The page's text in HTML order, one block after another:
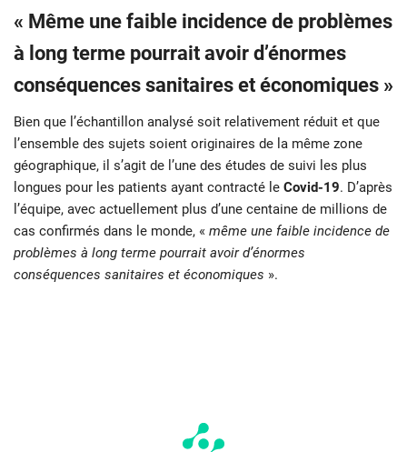
« Même une faible incidence de problèmes
à long terme pourrait avoir d’énormes
conséquences sanitaires et économiques »
Bien que l’échantillon analysé soit relativement réduit et que
l’ensemble des sujets soient originaires de la même zone
géographique, il s’agit de l’une des études de suivi les plus
longues pour les patients ayant contracté le Covid-19. D’après
l’équipe, avec actuellement plus d’une centaine de millions de
cas confirmés dans le monde, « même une faible incidence de
problèmes à long terme pourrait avoir d’énormes
conséquences sanitaires et économiques ».